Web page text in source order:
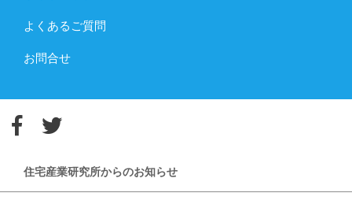
よくあるご質問
お問合せ
住宅産業研究所からのお知らせ